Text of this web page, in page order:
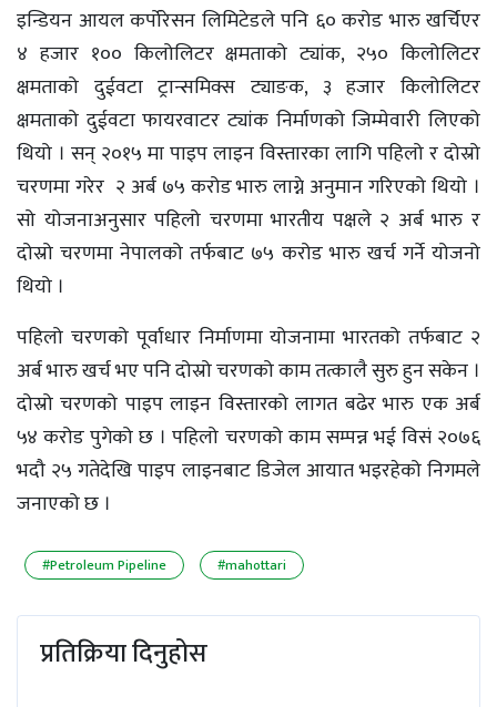
इन्डियन आयल कर्पोरेसन लिमिटेडले पनि ६० करोड भारु खर्चिएर
४ हजार १०० किलोलिटर क्षमताको ट्यांक, २५० किलोलिटर
क्षमताको दुईवटा ट्रान्समिक्स ट्याङक, ३ हजार किलोलिटर
क्षमताको दुईवटा फायरवाटर ट्यांक निर्माणको जिम्मेवारी लिएको
थियो । सन् २०१५ मा पाइप लाइन विस्तारका लागि पहिलो र दोस्रो
चरणमा गरेर २ अर्ब ७५ करोड भारु लाग्ने अनुमान गरिएको थियो ।
सो योजनाअनुसार पहिलो चरणमा भारतीय पक्षले २ अर्ब भारु र
दोस्रो चरणमा नेपालको तर्फबाट ७५ करोड भारु खर्च गर्ने योजनो
थियो ।
पहिलो चरणको पूर्वाधार निर्माणमा योजनामा भारतको तर्फबाट २
अर्ब भारु खर्च भए पनि दोस्रो चरणको काम तत्कालै सुरु हुन सकेन ।
दोस्रो चरणको पाइप लाइन विस्तारको लागत बढेर भारु एक अर्ब
५४ करोड पुगेको छ । पहिलो चरणको काम सम्पन्न भई विसं २०७६
भदौ २५ गतेदेखि पाइप लाइनबाट डिजेल आयात भइरहेको निगमले
जनाएको छ ।
#Petroleum Pipeline #mahottari
प्रतिक्रिया दिनुहोस